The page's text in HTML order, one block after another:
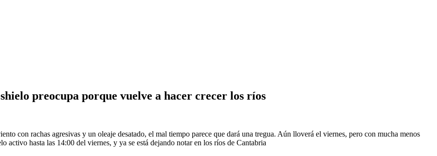
preocupa porque vuelve a hacer crecer los ríos
con rachas agresivas y un oleaje desatado, el mal tiempo parece que dará una tregua. Aún lloverá el viernes, pero con mucha menos
hasta las 14:00 del viernes, y ya se está dejando notar en los ríos de Cantabria